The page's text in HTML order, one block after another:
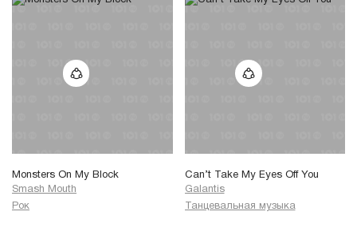
Monsters On My Block
Smash Mouth
Рок
Can’t Take My Eyes Off You
Galantis
Танцевальная музыка